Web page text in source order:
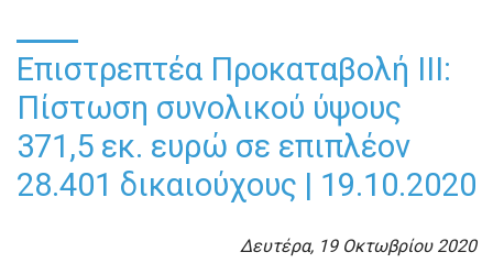
Επιστρεπτέα Προκαταβολή ΙΙΙ:
Πίστωση συνολικού ύψους
371,5 εκ. ευρώ σε επιπλέον
28.401 δικαιούχους | 19.10.2020
Δευτέρα, 19 Οκτωβρίου 2020